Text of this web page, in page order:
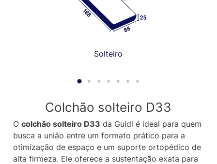
Solteiro
Colchão solteiro D33
O colchão solteiro D33 da Guldi é ideal para quem
busca a união entre um formato prático para a
otimização de espaço e um suporte ortopédico de
alta firmeza. Ele oferece a sustentação exata para